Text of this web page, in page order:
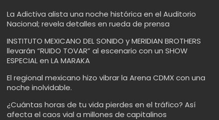
La Adictiva alista una noche histórica en el Auditorio
Nacional; revela detalles en rueda de prensa
INSTITUTO MEXICANO DEL SONIDO y MERIDIAN BROTHERS
llevarán “RUIDO TOVAR” al escenario con un SHOW
ESPECIAL en LA MARAKA
El regional mexicano hizo vibrar la Arena CDMX con una
noche inolvidable.
¿Cuántas horas de tu vida pierdes en el tráfico? Así
afecta el caos vial a millones de capitalinos